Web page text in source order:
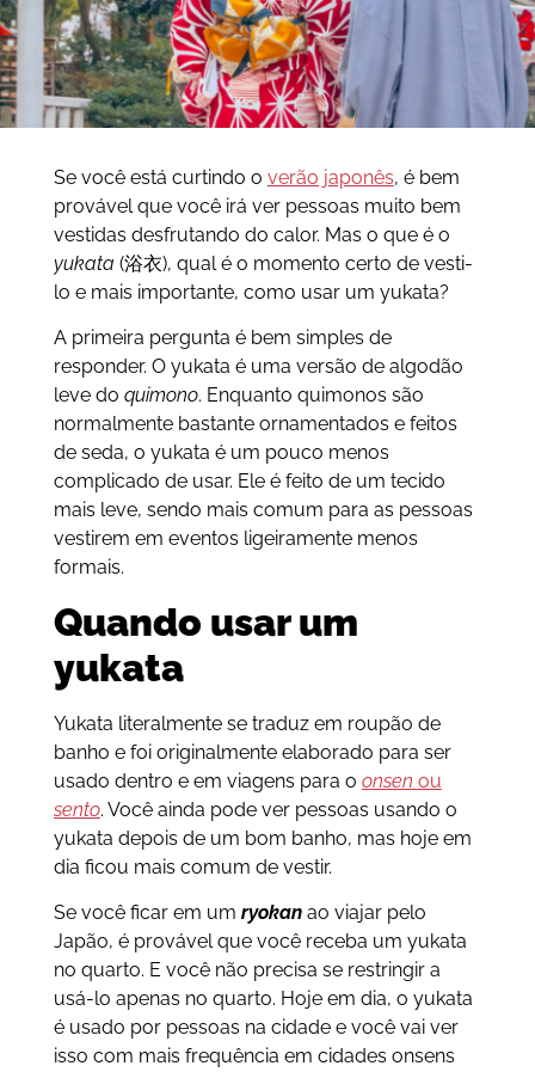
Se você está curtindo o verão japonês, é bem
provável que você irá ver pessoas muito bem
vestidas desfrutando do calor. Mas o que é o
yukata (浴衣), qual é o momento certo de vesti-
lo e mais importante, como usar um yukata?
A primeira pergunta é bem simples de
responder. O yukata é uma versão de algodão
leve do quimono. Enquanto quimonos são
normalmente bastante ornamentados e feitos
de seda, o yukata é um pouco menos
complicado de usar. Ele é feito de um tecido
mais leve, sendo mais comum para as pessoas
vestirem em eventos ligeiramente menos
formais.
Quando usar um
yukata
Yukata literalmente se traduz em roupão de
banho e foi originalmente elaborado para ser
usado dentro e em viagens para o onsen ou
sento. Você ainda pode ver pessoas usando o
yukata depois de um bom banho, mas hoje em
dia ficou mais comum de vestir.
Se você ficar em um ryokan ao viajar pelo
Japão, é provável que você receba um yukata
no quarto. E você não precisa se restringir a
usá-lo apenas no quarto. Hoje em dia, o yukata
é usado por pessoas na cidade e você vai ver
isso com mais frequência em cidades onsens